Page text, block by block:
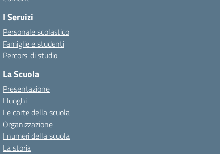
I Servizi
Personale scolastico
Famiglie e studenti
Percorsi di studio
La Scuola
Presentazione
I luoghi
Le carte della scuola
Organizzazione
I numeri della scuola
La storia